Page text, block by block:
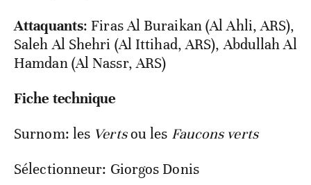
Attaquants: Firas Al Buraikan (Al Ahli, ARS),
Saleh Al Shehri (Al Ittihad, ARS), Abdullah Al
Hamdan (Al Nassr, ARS)
Fiche technique
Surnom: les Vertsou les Faucons verts
Sélectionneur: Giorgos Donis